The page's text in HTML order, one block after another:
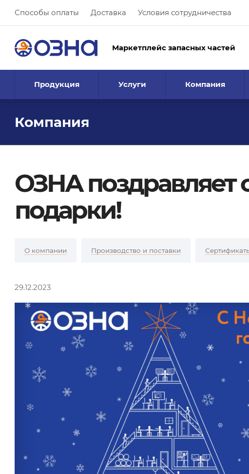
Способы оплаты Доставка Условия сотрудничества
Маркетплейс запасных частей
Продукция Услуги Компания
Компания
ОЗНА поздравляет
подарки!
О компании Производство и поставки
29.12.2023